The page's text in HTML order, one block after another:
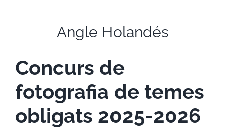
Angle Holandés
Concurs de
fotografia de temes
obligats 2025-2026